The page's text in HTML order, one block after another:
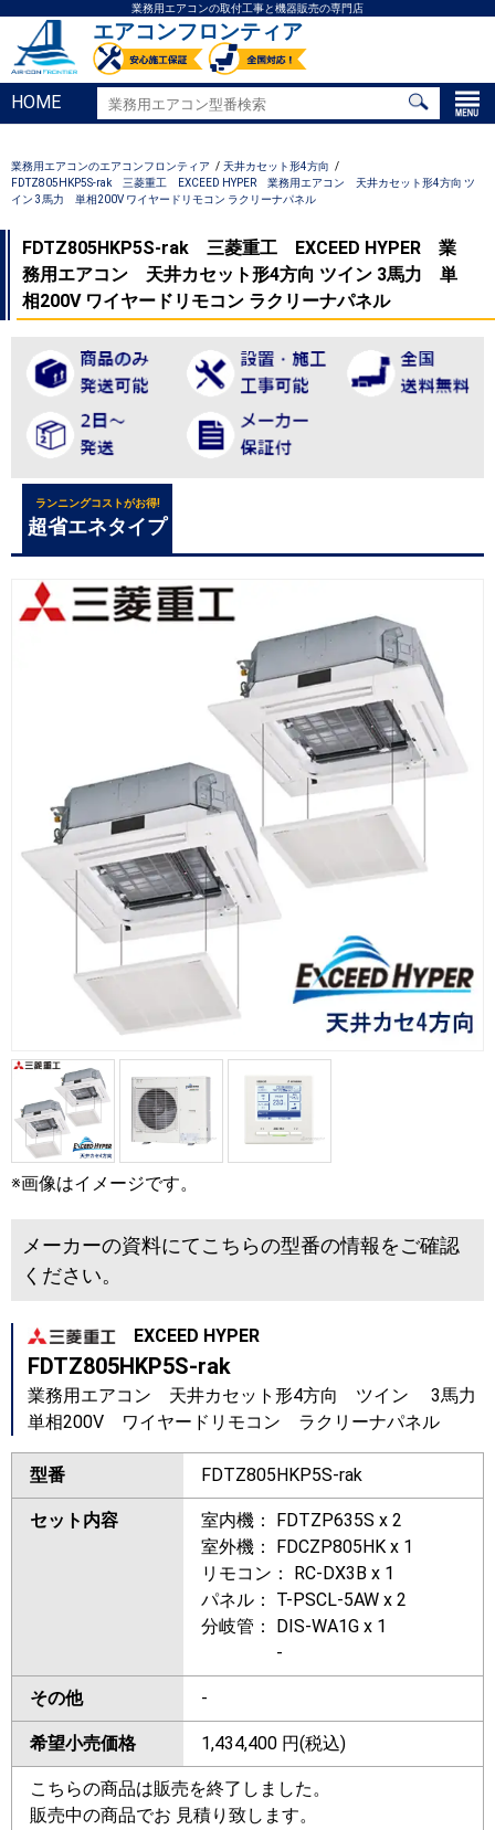
業務用エアコンの取付工事と機器販売の専門店
エアコンフロンティア
HOME
業務用エアコンのエアコンフロンティア
天井カセット形4方向
FDTZ805HKP5S-rak 三菱重工 EXCEED HYPER 業務用エアコン 天井カセット形4方向 ツ
イン 3馬力 単相200V ワイヤードリモコン ラクリーナパネル
FDTZ805HKP5S-rak 三菱重工 EXCEED HYPER 業
務用エアコン 天井カセット形4方向 ツイン 3馬力 単
相200V ワイヤードリモコン ラクリーナパネル
ランニングコストがお得!
超省エネタイプ
※画像はイメージです。
メーカーの資料にてこちらの型番の情報をご確認
ください。
EXCEED HYPER
FDTZ805HKP5S-rak
業務用エアコン 天井カセット形4方向 ツイン 3馬力
単相200V ワイヤードリモコン ラクリーナパネル
型番 FDTZ805HKP5S-rak
セット内容
室内機： FDTZP635S x 2
室外機： FDCZP805HK x 1
リモコン： RC-DX3B x 1
パネル： T-PSCL-5AW x 2
分岐管： DIS-WA1G x 1
-
その他 -
希望小売価格 1,434,400 円(税込)
こちらの商品は販売を終了しました。
販売中の商品でお 見積り致します。